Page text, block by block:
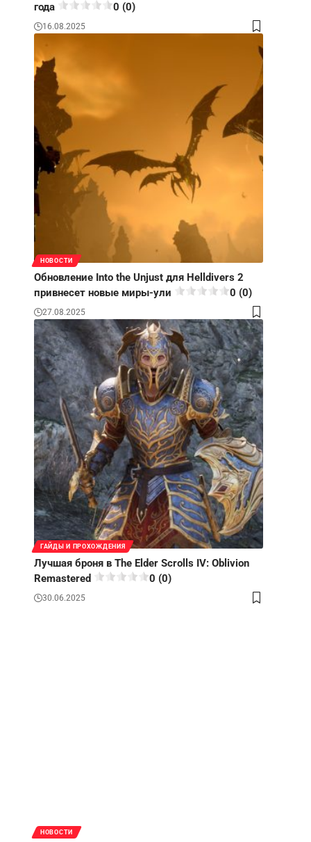
года
0 (0)
16.08.2025
НОВОСТИ
Обновление Into the Unjust для Helldivers 2
привнесет новые миры-ули
0 (0)
27.08.2025
ГАЙДЫ И ПРОХОЖДЕНИЯ
Лучшая броня в The Elder Scrolls IV: Oblivion
Remastered
0 (0)
30.06.2025
НОВОСТИ